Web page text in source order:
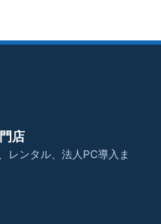
店
レンタル、法人PC導入ま